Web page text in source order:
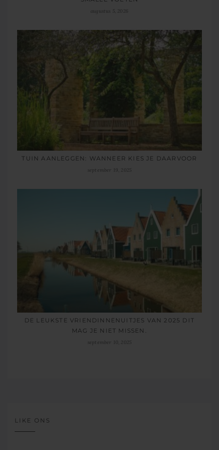
augustus 5, 2026
TUIN AANLEGGEN: WANNEER KIES JE DAARVOOR
september 19, 2025
DE LEUKSTE VRIENDINNENUITJES VAN 2025 DIT
MAG JE NIET MISSEN.
september 10, 2025
LIKE ONS